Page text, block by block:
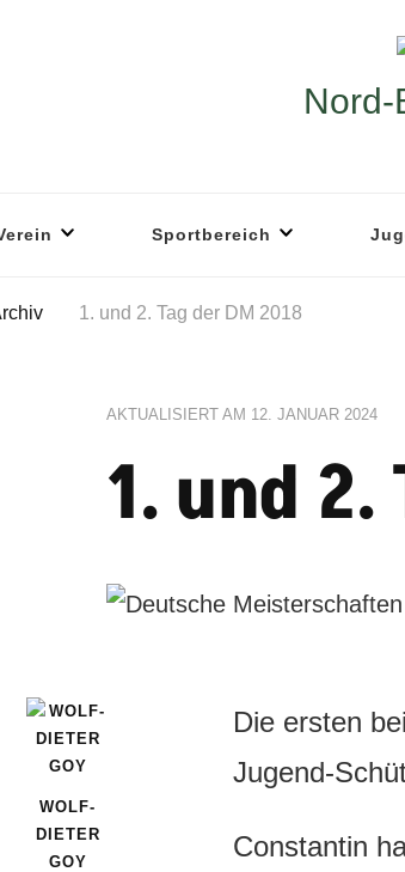
Nord-
Sportbereich
1. und 2. Tag der DM 2018
AKTUALISIERT AM 12. JANUAR 2024
1. und 2.
WOLF-
DIETER
GOY
Die ersten
Jugend-
Constantin